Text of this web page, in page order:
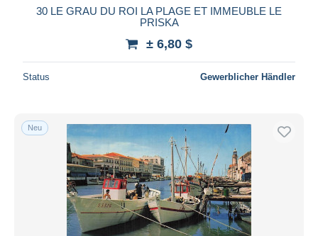
30 LE GRAU DU ROI LA PLAGE ET IMMEUBLE LE
PRISKA
± 6,80 $
Status Gewerblicher Händler
Neu